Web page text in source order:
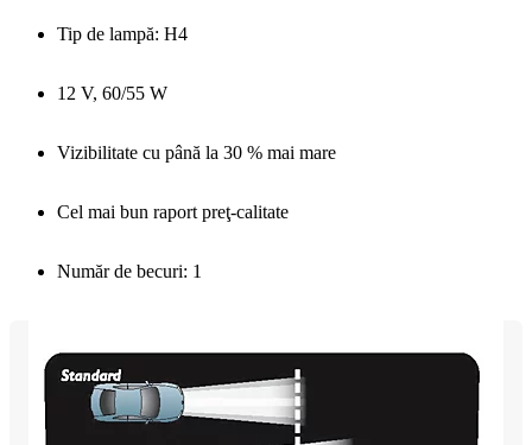
Tip de lampă: H4
12 V, 60/55 W
Vizibilitate cu până la 30 % mai mare
Cel mai bun raport preţ-calitate
Număr de becuri: 1